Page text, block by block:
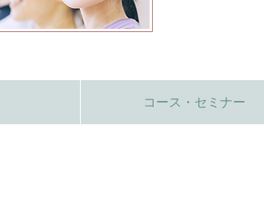
コース・セミナー